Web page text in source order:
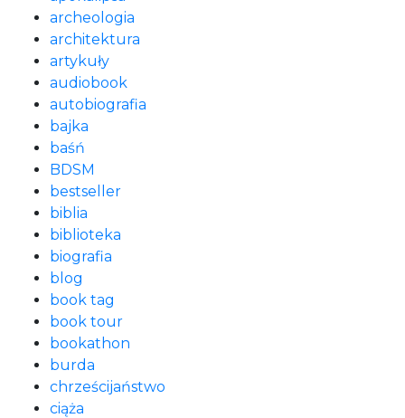
archeologia
architektura
artykuły
audiobook
autobiografia
bajka
baśń
BDSM
bestseller
biblia
biblioteka
biografia
blog
book tag
book tour
bookathon
burda
chrześcijaństwo
ciąża